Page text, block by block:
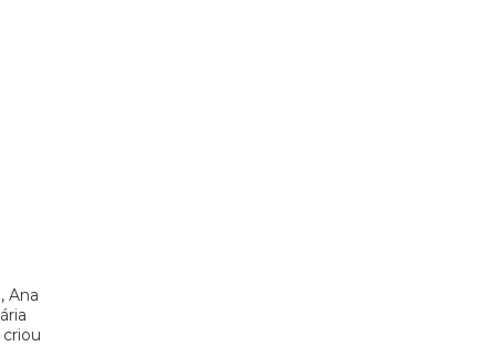
Ana